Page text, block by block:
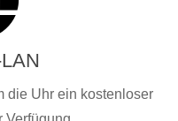
die Uhr ein kostenloser